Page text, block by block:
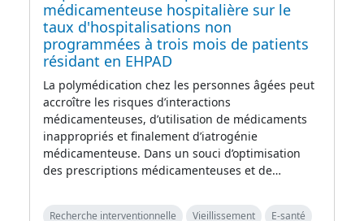
médicamenteuse hospitalière sur le
taux d'hospitalisations non
programmées à trois mois de patients
résidant en EHPAD
La polymédication chez les personnes âgées peut
accroître les risques d’interactions
médicamenteuses, d’utilisation de médicaments
inappropriés et finalement d’iatrogénie
médicamenteuse. Dans un souci d’optimisation
des prescriptions médicamenteuses et de…
Recherche interventionnelle Vieillissement E-santé